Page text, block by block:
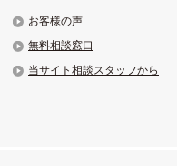
お客様の声
無料相談窓口
当サイト相談スタッフから